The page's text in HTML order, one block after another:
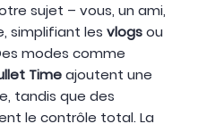
sujet – vous, un ami,
simplifiant les vlogsou
modes comme
Timeajoutent une
tandis que des
le contrôle total. La